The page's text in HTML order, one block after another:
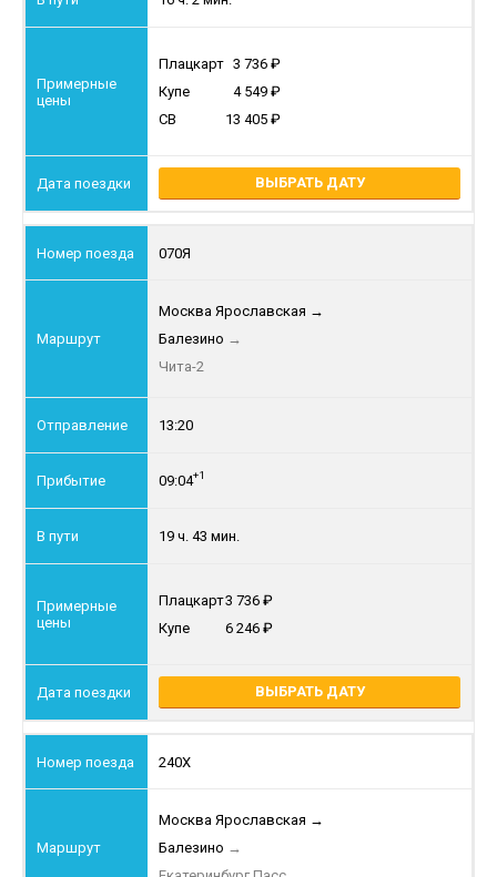
Плацкарт 3 736
Купе
4 549
СВ
13 405
ВЫБРАТЬ ДАТУ
070Я
Москва Ярославская →
Балезино →
Чита-2
13:20
09:04+1
19 ч. 43 мин.
Плацкарт3 736
Купе
6 246
ВЫБРАТЬ ДАТУ
240Х
Москва Ярославская →
Балезино →